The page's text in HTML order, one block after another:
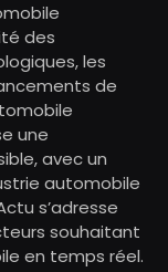
des
les
de
une
avec un
automobile
s’adresse
souhaitant
en temps réel.